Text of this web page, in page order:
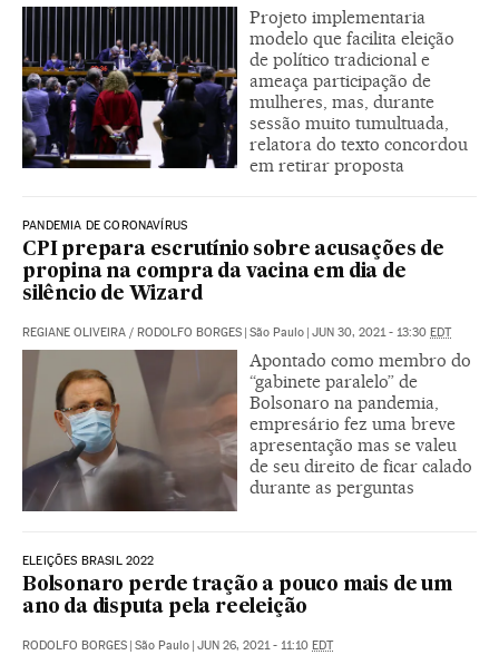
Projeto implementaria
modelo que facilita eleição
de político tradicional e
ameaça participação de
mulheres, mas, durante
sessão muito tumultuada,
relatora do texto concordou
em retirar proposta
PANDEMIA DE CORONAVÍRUS
CPI prepara escrutínio sobre acusações de
propina na compra da vacina em dia de
silêncio de Wizard
REGIANE OLIVEIRA / RODOLFO BORGES São Paulo JUN 30, 2021 - 13:30 EDT
Apontado como membro do
“gabinete paralelo” de
Bolsonaro na pandemia,
empresário fez uma breve
apresentação mas se valeu
de seu direito de ficar calado
durante as perguntas
ELEIÇÕES BRASIL 2022
Bolsonaro perde tração a pouco mais de um
ano da disputa pela reeleição
RODOLFO BORGES | São Paulo | JUN 26, 2021 - 11:10 EDT